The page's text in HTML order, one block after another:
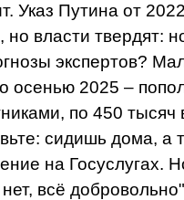
Указ Путина от
но власти твердят:
экспертов?
осенью 2025 –
по 450 тысяч
сидишь дома, а
на Госуслугах.
всё